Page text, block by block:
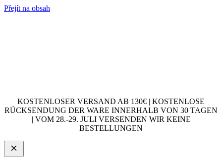
Přejít na obsah
KOSTENLOSER VERSAND AB 130€ | KOSTENLOSE
RÜCKSENDUNG DER WARE INNERHALB VON 30 TAGEN
| VOM 28.-29. JULI VERSENDEN WIR KEINE
BESTELLUNGEN